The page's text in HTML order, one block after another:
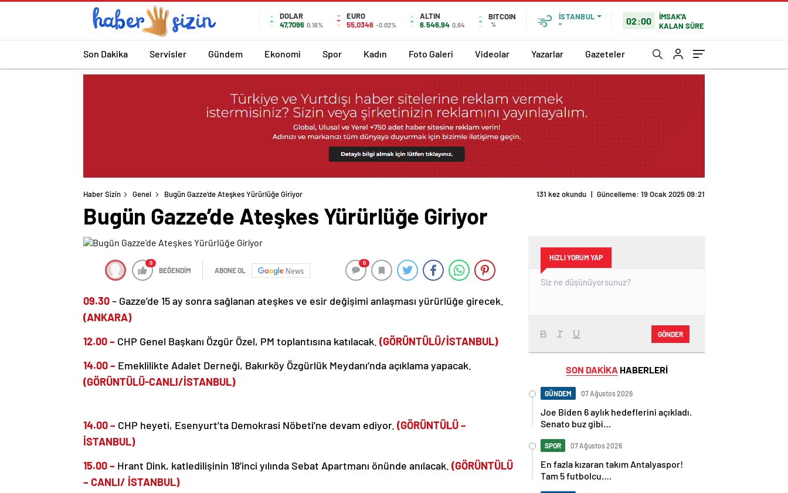
DOLAR
47,7096 0.16%
EURO
55,0346 -0.02%
ALTIN
6.546,94 0,84
BITCOIN
%
İSTANBUL
°
02:00
İMSAK'A
KALAN SÜRE
Son Dakika Servisler Gündem Ekonomi Spor Kadın Foto Galeri Videolar Yazarlar Gazeteler
Haber Sizin Genel Bugün Gazze’de Ateşkes Yürürlüğe Giriyor 131 kez okundu | Güncelleme: 19 Ocak 2025 09:21
Bugün Gazze’de Ateşkes Yürürlüğe Giriyor
0
BEĞENDİM ABONE OL News
0
09.30– Gazze’de 15 ay sonra sağlanan ateşkes ve esir değişimi anlaşması yürürlüğe girecek.
(ANKARA)
12.00 – CHP Genel Başkanı Özgür Özel, PM toplantısına katılacak. (GÖRÜNTÜLÜ/İSTANBUL)
14.00 – Emeklilikte Adalet Derneği, Bakırköy Özgürlük Meydanı’nda açıklama yapacak.
(GÖRÜNTÜLÜ-CANLI/İSTANBUL)
14.00 – CHP heyeti, Esenyurt’ta Demokrasi Nöbeti’ne devam ediyor. (GÖRÜNTÜLÜ –
İSTANBUL)
15.00 – Hrant Dink, katledilişinin 18’inci yılında Sebat Apartmanı önünde anılacak. (GÖRÜNTÜLÜ
– CANLI/ İSTANBUL)
HIZLI YORUM YAP
GÖNDER
SON DAKİKA HABERLERİ
GÜNDEM 07 Ağustos 2026
Joe Biden 6 aylık hedeflerini açıkladı.
Senato buz gibi…
SPOR 07 Ağustos 2026
En fazla kızaran takım Antalyaspor!
Tam 5 futbolcu….